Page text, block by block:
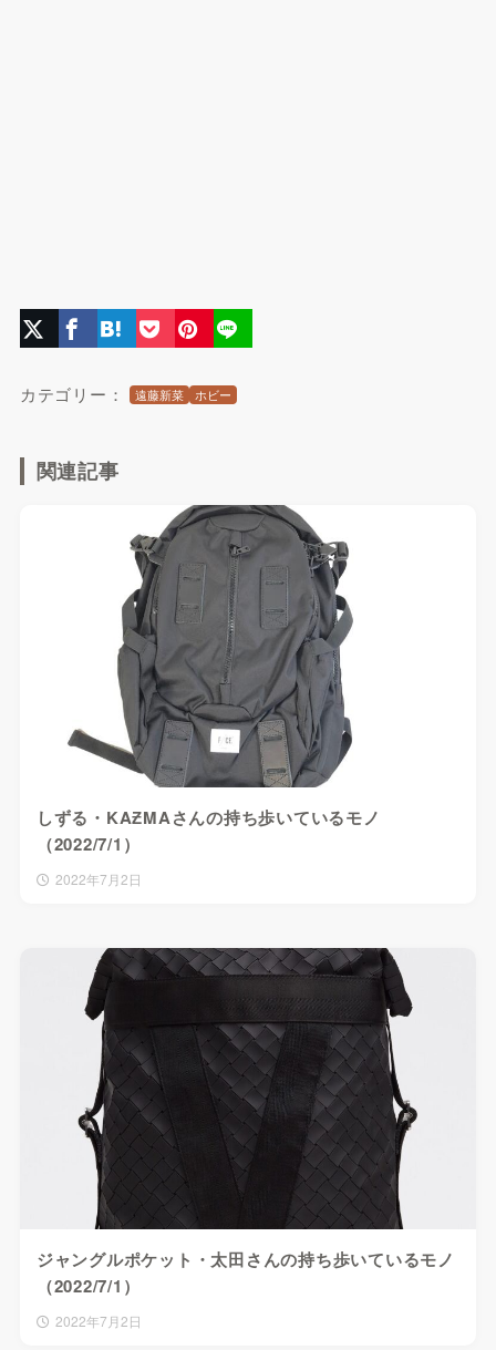
カテゴリー： 遠藤新菜 ホビー
関連記事
しずる・KAƵMAさんの持ち歩いているモノ
（2022/7/1）
2022年7月2日
ジャングルポケット・太田さんの持ち歩いているモノ
（2022/7/1）
2022年7月2日